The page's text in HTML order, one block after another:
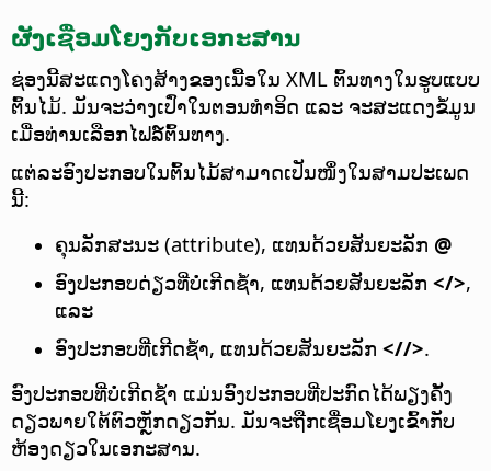
ຜັງເຊື່ອມໂຍງກັບເອກະສານ
ຊ່ອງນີ້ສະແດງໂຄງສ້າງຂອງເນື້ອໃນ XML ຕົ້ນທາງໃນຮູບແບບ
ຕົ້ນໄມ້. ມັນຈະວ່າງເປົ່າໃນຕອນທຳອິດ ແລະ ຈະສະແດງຂໍ້ມູນ
ເມື່ອທ່ານເລືອກໄຟລ໌ຕົ້ນທາງ.
ແຕ່ລະອົງປະກອບໃນຕົ້ນໄມ້ສາມາດເປັນໜຶ່ງໃນສາມປະເພດ
ນີ້:
ຄຸນລັກສະນະ (attribute), ແທນດ້ວຍສັນຍະລັກ @
ອົງປະກອບດ່ຽວທີ່ບໍ່ເກີດຊ້ຳ, ແທນດ້ວຍສັນຍະລັກ </>,
ແລະ
ອົງປະກອບທີ່ເກີດຊ້ຳ, ແທນດ້ວຍສັນຍະລັກ <//>.
ອົງປະກອບທີ່ບໍ່ເກີດຊ້ຳ ແມ່ນອົງປະກອບທີ່ປະກົດໄດ້ພຽງຄັ້ງ
ດຽວພາຍໃຕ້ຕົວຫຼັກດຽວກັນ. ມັນຈະຖືກເຊື່ອມໂຍງເຂົ້າກັບ
ຫ້ອງດຽວໃນເອກະສານ.